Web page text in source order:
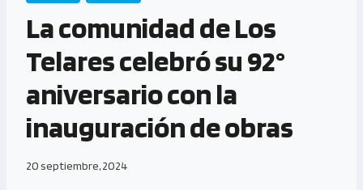
La comunidad de Los
Telares celebró su 92°
aniversario con la
inauguración de obras
20 septiembre, 2024